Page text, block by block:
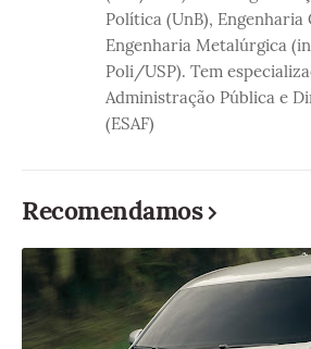
Política (UnB), Engenharia
Engenharia Metalúrgica
Poli/USP). Tem
Administração Pública e
(ESAF)
Recomendamos